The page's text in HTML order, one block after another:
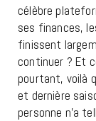
célèbre
ses finances,
finissent
continuer ? Et
pourtant, voilà
et dernière
personne n’a